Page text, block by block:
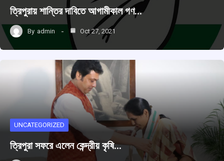
ত্রিপুরায় শান্তির দাবিতে আগামীকাল গণ…
By admin Oct 27, 2021
UNCATEGORIZED
ত্রিপুরা সফরে এলেন কেন্দ্রীয় কৃষি…